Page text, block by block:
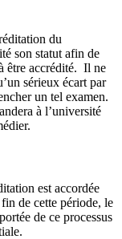
du
son statut afin de
être accrédité. Il ne
sérieux écart par
un tel examen.
à l’université
est accordée
de cette période, le
de ce processus